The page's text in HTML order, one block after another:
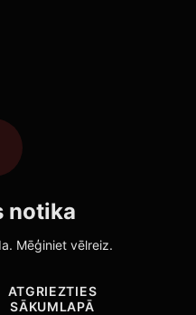
notika
Mēģiniet vēlreiz.
ATGRIEZTIES
SĀKUMLAPĀ